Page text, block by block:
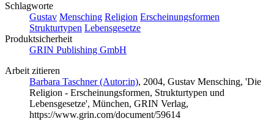
Schlagworte
Gustav Mensching Religion Erscheinungsformen
Strukturtypen Lebensgesetze
Produktsicherheit
GRIN Publishing GmbH
Arbeit zitieren
Barbara Taschner (Autor:in), 2004, Gustav Mensching, 'Die
Religion - Erscheinungsformen, Strukturtypen und
Lebensgesetze', München, GRIN Verlag,
https://www.grin.com/document/59614